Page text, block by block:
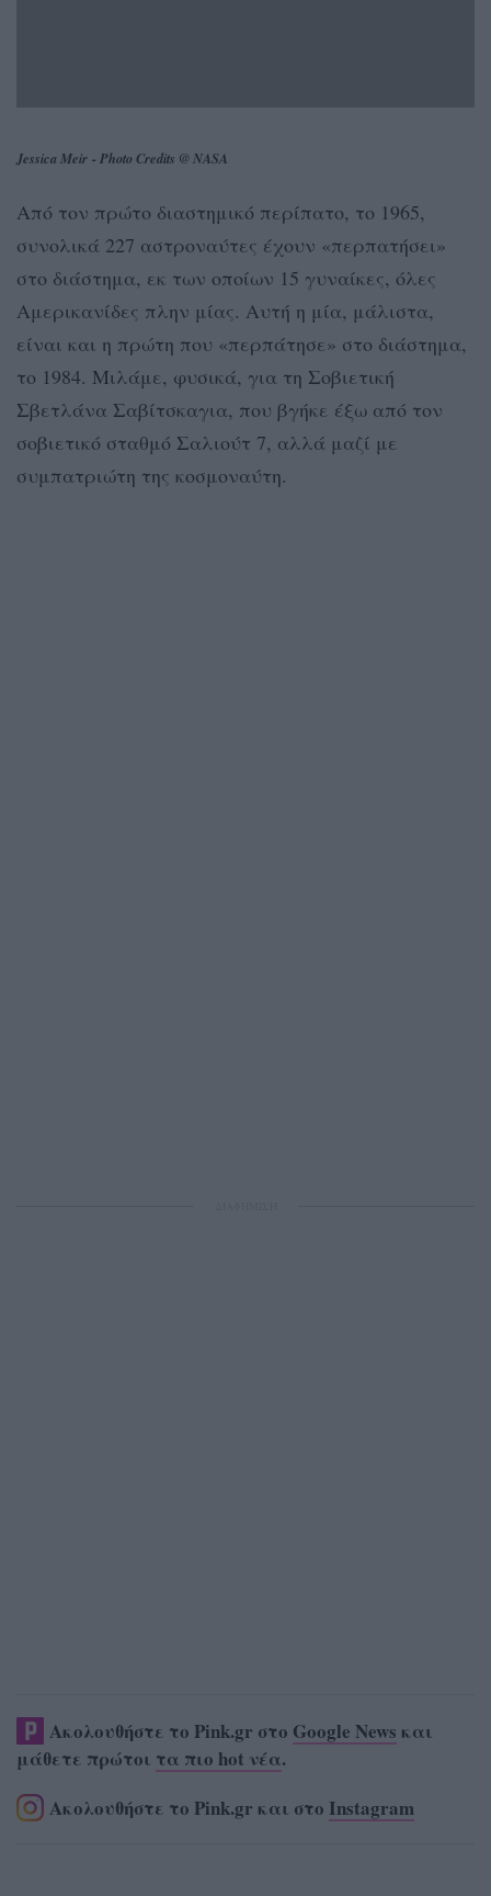
Jessica Meir - Photo Credits @ NASA
Από τον πρώτο διαστημικό περίπατο, το 1965,
συνολικά 227 αστροναύτες έχουν «περπατήσει»
στο διάστημα, εκ των οποίων 15 γυναίκες, όλες
Αμερικανίδες πλην μίας. Αυτή η μία, μάλιστα,
είναι και η πρώτη που «περπάτησε» στο διάστημα,
το 1984. Μιλάμε, φυσικά, για τη Σοβιετική
Σβετλάνα Σαβίτσκαγια, που βγήκε έξω από τον
σοβιετικό σταθμό Σαλιούτ 7, αλλά μαζί με
συμπατριώτη της κοσμοναύτη.
Ακολουθήστε το Pink.gr στο Google News και
μάθετε πρώτοι τα πιο hot νέα.
Ακολουθήστε το Pink.gr και στο Instagram